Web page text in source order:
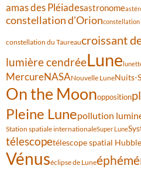
amas des Pléiadesastronome
constellation d'Orionconstellation
constellation du Taureaucroissant
lumière cendréeLune
MercureNASANouvelle LuneNuits-
On the Moonopposition
Pleine Lunepollution
Station spatiale internationaleSuper Lune
télescopetélescope spatial Hubble
Vénuséclipse de Lune